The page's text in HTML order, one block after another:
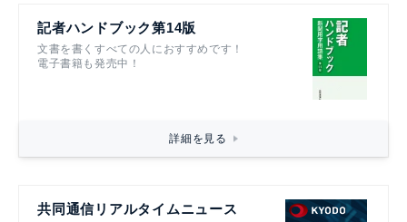
記者ハンドブック第14版
文書を書くすべての人におすすめです！
電子書籍も発売中！
詳細を見る
共同通信リアルタイムニュース